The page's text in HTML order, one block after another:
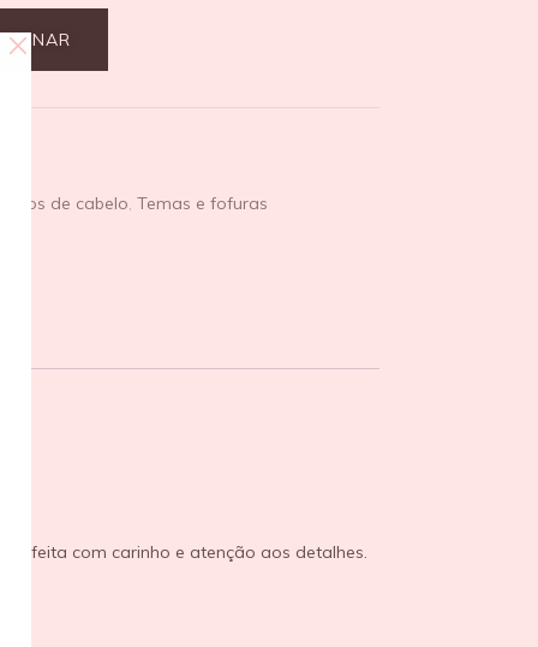
Laços de cabelo,Temas e fofuras
feita com carinho e atenção aos detalhes.